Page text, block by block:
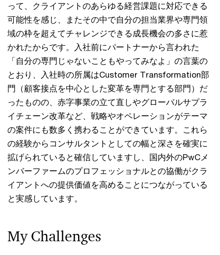
って、クライアントのあらゆる経営課題に対応できる
可能性を感じ、またその中で自分の担当業界や専門領
域の枠を超えてチャレンジできる成長機会の多さに惹
かれたからです。入社前にパートナーから言われた
「自分の専門じゃないこともやってみなよ」の言葉の
とおり、入社時の所属はCustomer Transformation部
門（顧客接点を中心とした変革を専門とする部門）だ
ったものの、赤字事業の立て直しやグローバルサプラ
イチェーン改革など、戦略やオペレーションがテーマ
の案件にも数多く携わることができています。これら
の経験からコンサルタントとしての幅と深さを確実に
拡げられていると確信していますし、国内外のPwCメ
ンバーファームのプロフェッショナルとの協働がクラ
イアントへの提供価値を高めることにつながっている
と実感しています。
My Challenges